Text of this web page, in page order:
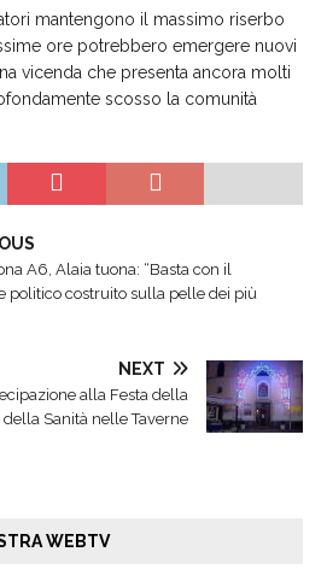
mantengono il massimo riserbo
ore potrebbero emergere nuovi
vicenda che presenta ancora molti
scosso la comunità
A6, Alaia tuona: “Basta con il
politico costruito sulla pelle dei più
NEXT
alla Festa della
della Sanità nelle Taverne
WEBTV